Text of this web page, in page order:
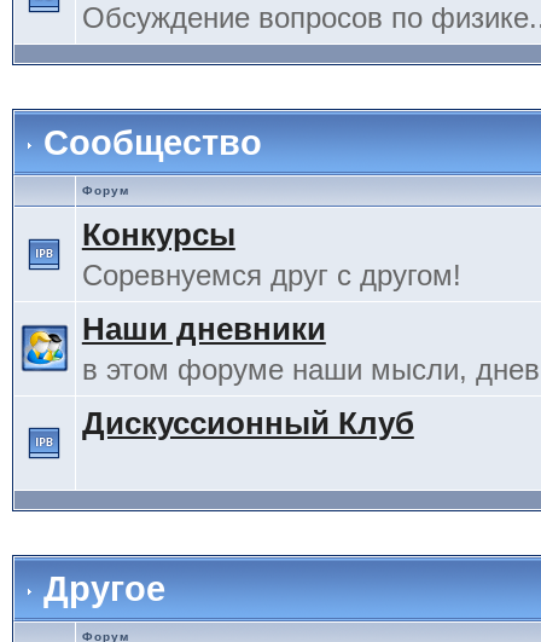
Обсуждение вопросов по
Сообщество
Форум
Конкурсы
Соревнуемся друг с другом!
Наши дневники
в этом форуме наши мысли,
Дискуссионный Клуб
Другое
Форум